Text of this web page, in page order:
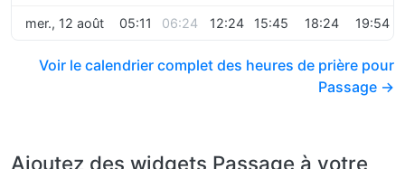
mer., 12 août 05:11 06:24 12:24 15:45 18:24 19:54
Voir le calendrier complet des heures de prière pour
Passage →
Ajoutez des widgets Passage à votre